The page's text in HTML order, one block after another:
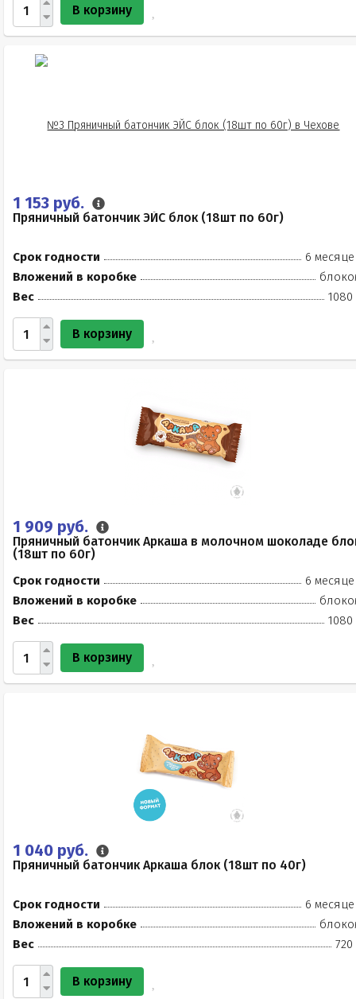
В корзину
1 153 руб.
Пряничный батончик ЭЙС блок (18шт по 60г)
Срок годности
6
Вложений в коробке
Вес
1080
В корзину
1 909 руб.
Пряничный батончик Аркаша в молочном шоколаде
(18шт по 60г)
Срок годности
6
Вложений в коробке
Вес
1080
В корзину
1 040 руб.
Пряничный батончик Аркаша блок (18шт по 40г)
Срок годности
6
Вложений в коробке
Вес
720
В корзину